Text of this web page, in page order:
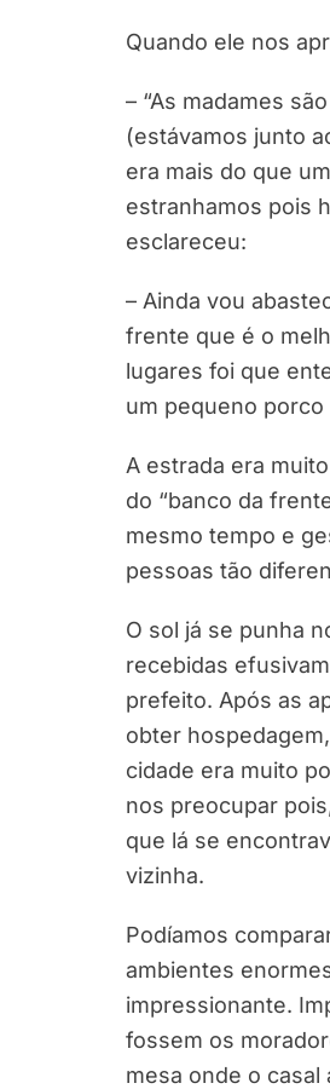
Quando ele nos
– “As madames
(estávamos junto
era mais do que
estranhamos pois
esclareceu:
– Ainda vou
frente que é o
lugares foi que
um pequeno
A estrada era
do “banco da
mesmo tempo e
pessoas tão
O sol já se punha
recebidas
prefeito. Após as
obter
cidade era muito
nos preocupar
que lá se
vizinha.
Podíamos
ambientes
impressionante.
fossem os
mesa onde o